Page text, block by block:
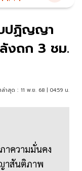
บปฏิญญา
งถก 3 ชม.
าสุด : 11 พ.ย. 68 | 04:59 น.
าความมั่นคง
าสันติภาพ